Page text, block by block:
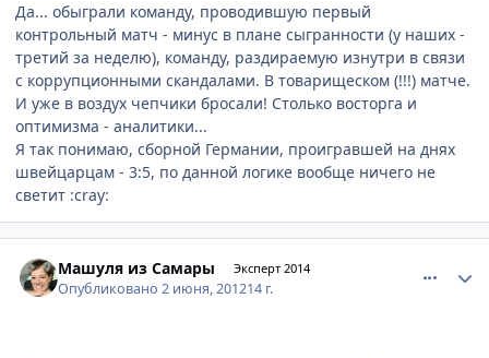
Да... обыграли команду, проводившую первый
контрольный матч - минус в плане сыгранности (у наших -
третий за неделю), команду, раздираемую изнутри в связи
с коррупционными скандалами. В товарищеском (!!!) матче.
И уже в воздух чепчики бросали! Столько восторга и
оптимизма - аналитики...
Я так понимаю, сборной Германии, проигравшей на днях
швейцарцам - 3:5, по данной логике вообще ничего не
светит :cray:
Машуля из Самары Эксперт 2014
Опубликовано2 июня, 201214 г.